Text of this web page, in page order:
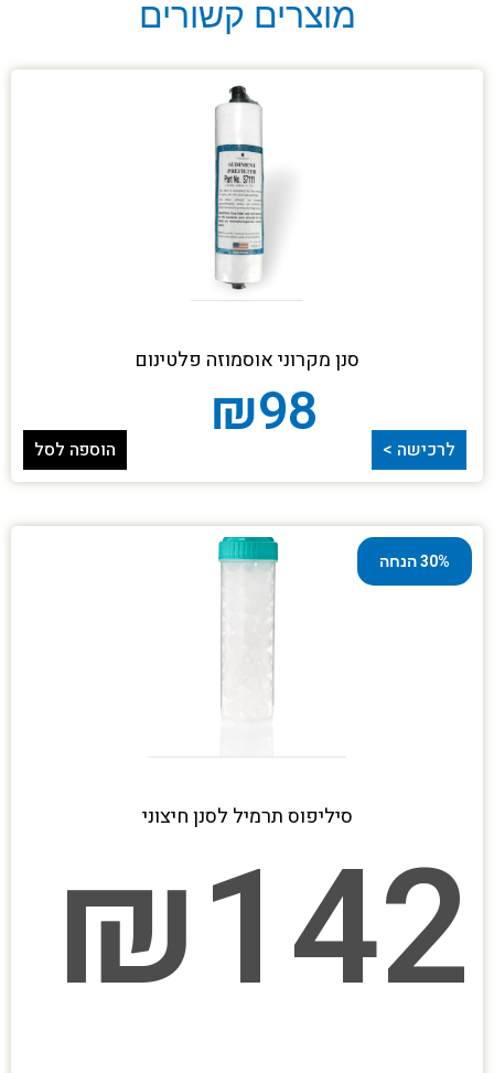
מוצרים קשורים
סנן מקרוני אוסמוזה פלטינום
₪98 הוספה לסל לרכישה >
30% הנחה
סיליפוס תרמיל לסנן חיצוני₪142